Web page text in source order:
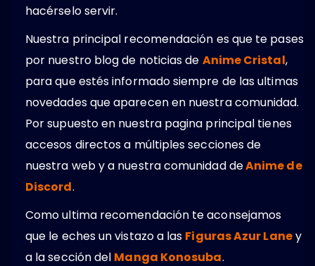
hacérselo servir.
Nuestra principal recomendación es que te pases
por nuestro blog de noticias de Anime Cristal,
para que estés informado siempre de las ultimas
novedades que aparecen en nuestra comunidad.
Por supuesto en nuestra pagina principal tienes
accesos directos a múltiples secciones de
nuestra web y a nuestra comunidad deAnime de
Discord.
Como ultima recomendación te aconsejamos
que le eches un vistazo a las Figuras Azur Laney
a la sección del Manga Konosuba.